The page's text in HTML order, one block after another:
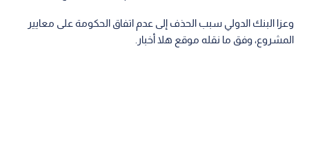
وعزا البنك الدولي سبب الحذف إلى عدم اتفاق الحكومة على معايير
المشروع، وفق ما نقله موقع هلا أخبار.